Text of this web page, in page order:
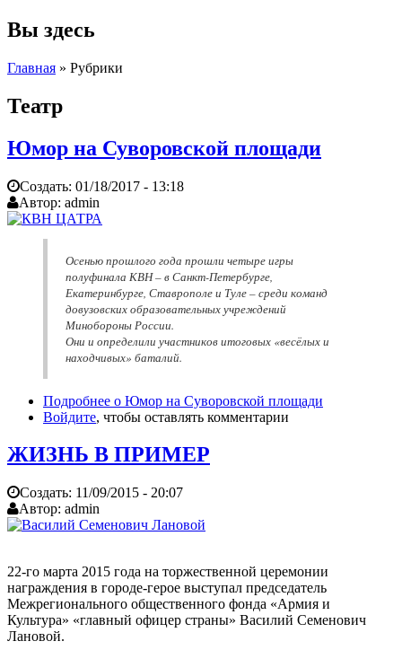
Вы здесь
Главная » Рубрики
Театр
Юмор на Суворовской площади
Создать: 01/18/2017 - 13:18
Автор: admin
Осенью прошлого года прошли четыре игры
полуфинала КВН – в Санкт-Петербурге,
Екатеринбурге, Ставрополе и Туле – среди команд
довузовских образовательных учреждений
Минобороны России.
Они и определили участников итоговых «весёлых и
находчивых» баталий.
Подробнее о Юмор на Суворовской площади
Войдите, чтобы оставлять комментарии
ЖИЗНЬ В ПРИМЕР
Создать: 11/09/2015 - 20:07
Автор: admin
22-го марта 2015 года на торжественной церемонии
награждения в городе-герое выступал председатель
Межрегионального общественного фонда «Армия и
Культура» «главный офицер страны» Василий Семенович
Лановой.